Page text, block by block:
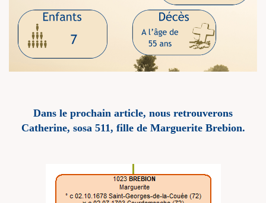
Dans le prochain article, nous retrouverons
Catherine, sosa 511, fille de Marguerite Brebion.